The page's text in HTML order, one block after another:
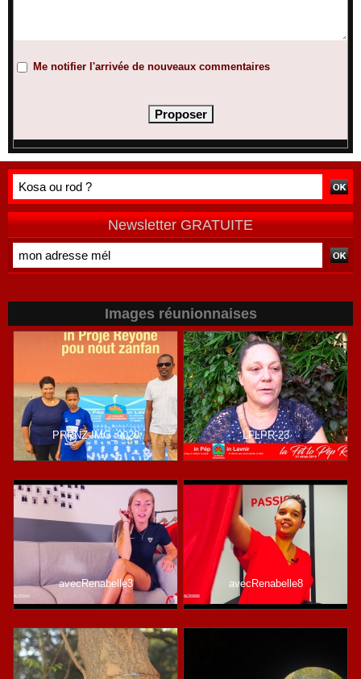
Me notifier l'arrivée de nouveaux commentaires
Newsletter GRATUITE
Images réunionnaises
PRPNZ-IMG_9020 LFLPR-23
avecRenabelle3 avecRenabelle8